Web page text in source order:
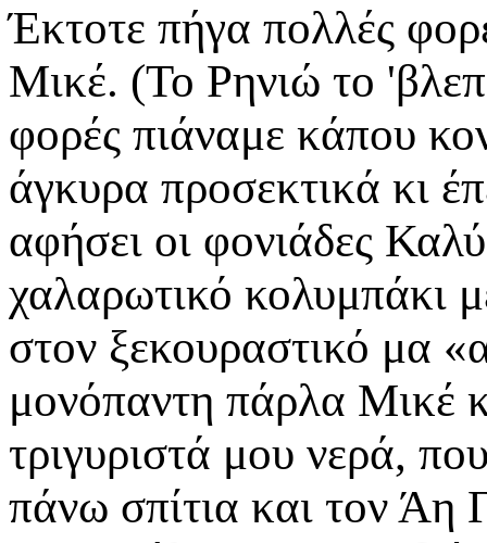
Έκτοτε πήγα πολλές
Μικέ. (Το Ρηνιώ το
φορές πιάναμε κάπου
άγκυρα προσεκτικά κι
αφήσει οι φονιάδες
χαλαρωτικό κολυμπάκι
στον ξεκουραστικό μα
μονόπαντη πάρλα Μικέ
τριγυριστά μου νερά,
πάνω σπίτια και τον Άη